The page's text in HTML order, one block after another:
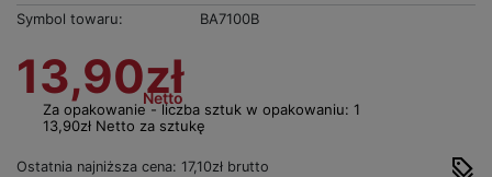
Symbol towaru:
BA7100B
13,90zł
Netto
Za opakowanie - liczba sztuk w opakowaniu: 1
13,90zł Netto za sztukę
Ostatnia najniższa cena: 17,10zł brutto